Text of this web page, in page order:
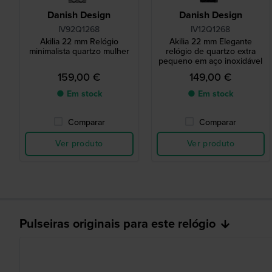
Danish Design
IV92Q1268
Akilia 22 mm Relógio
minimalista quartzo mulher
159,00 €
● Em stock
Comparar
Ver produto
Danish Design
IV12Q1268
Akilia 22 mm Elegante
relógio de quartzo extra
pequeno em aço inoxidável
149,00 €
● Em stock
Comparar
Ver produto
Pulseiras originais para este relógio